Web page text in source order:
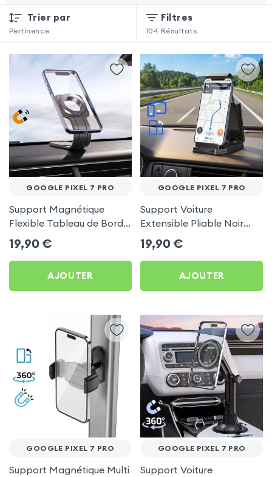
Trier par
Pertinence
Filtres
104 Résultats
GOOGLE PIXEL 7 PRO
Support Magnétique
Flexible Tableau de Bord
et Écran central pour
Google Pixel 7 Pro
19,90 €
AJOUTER
GOOGLE PIXEL 7 PRO
Support Voiture
Extensible Pliable Noir
Carbone pour Google
Pixel 7 Pro
19,90 €
AJOUTER
GOOGLE PIXEL 7 PRO
Support Magnétique Multi
GOOGLE PIXEL 7 PRO
Support Voiture